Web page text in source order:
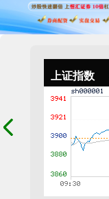
上证指数